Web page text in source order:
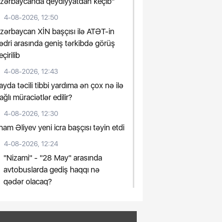
4-08-2026, 12:50
XİN başçısı ilə ATƏT-in
arasında geniş tərkibdə görüş
4-08-2026, 12:43
təcili tibbi yardıma ən çox nə ilə
müraciətlər edilir?
4-08-2026, 12:30
Əliyev yeni icra başçısı təyin etdi
4-08-2026, 12:24
"Nizami" - "28 May" arasında
avtobuslarda gediş haqqı nə
qədər olacaq?